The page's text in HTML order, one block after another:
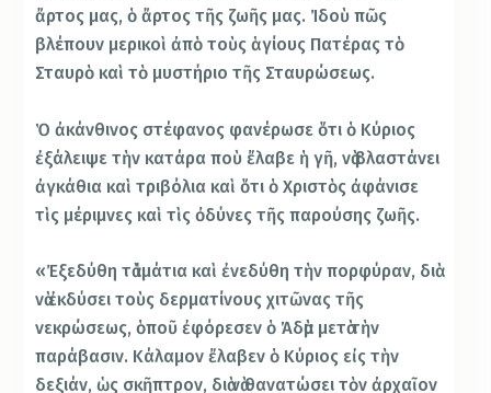
ἄρτος μας, ὁ ἄρτος τῆς ζωῆς μας. Ἰδοὺ πῶς
βλέπουν μερικοὶ ἀπὸ τοὺς ἁγίους Πατέρας τὸ
Σταυρὸ καὶ τὸ μυστήριο τῆς Σταυρώσεως.
Ὁ ἀκάνθινος στέφανος φανέρωσε ὅτι ὁ Κύριος
ἐξάλειψε τὴν κατάρα ποὺ ἔλαβε ἡ γῆ, νὰ βλαστάνει
ἀγκάθια καὶ τριβόλια καὶ ὅτι ὁ Χριστὸς ἀφάνισε
τὶς μέριμνες καὶ τὶς ὀδύνες τῆς παρούσης ζωῆς.
«Ἐξεδύθη τὰ ἱμάτια καὶ ἐνεδύθη τὴν πορφύραν, διὰ
νὰ ἐκδύσει τοὺς δερματίνους χιτῶνας τῆς
νεκρώσεως, ὁποῦ ἐφόρεσεν ὁ Ἀδὰμ μετὰ τὴν
παράβασιν. Κάλαμον ἔλαβεν ὁ Κύριος εἰς τὴν
δεξιάν, ὡς σκῆπτρον, διὰ νὰ θανατώσει τὸν ἀρχαῖον